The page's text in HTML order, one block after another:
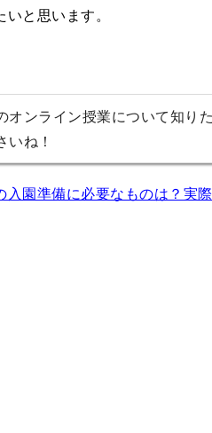
と思います。
ンライン授業について知り
ね！
園準備に必要なものは？実